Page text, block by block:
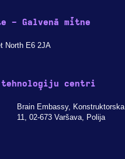
- Galvenā mītne
North E6 2JA
centri
Brain Embassy, Konstruktorska
11, 02-673 Varšava, Polija